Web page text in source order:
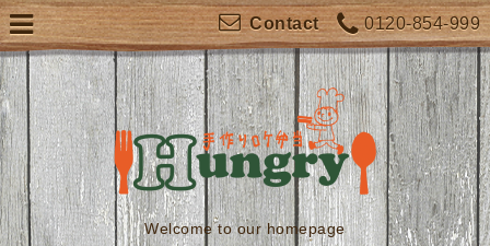
0120-854-999
Contact
Welcome to our homepage